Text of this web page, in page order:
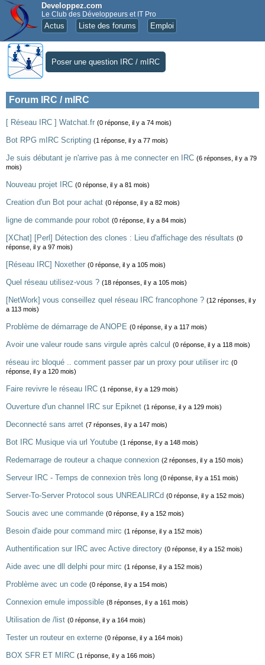
Developpez.com
Le Club des Développeurs et IT Pro
Actus Liste des forums Emploi
Poser une question IRC / mIRC
Forum IRC / mIRC
[ Réseau IRC ] Watchat.fr (0 réponse, il y a 74 mois)
Bot RPG mIRC Scripting (1 réponse, il y a 77 mois)
Je suis débutant je n'arrive pas à me connecter en IRC (6 réponses, il y a 79
mois)
Nouveau projet IRC (0 réponse, il y a 81 mois)
Creation d'un Bot pour achat (0 réponse, il y a 82 mois)
ligne de commande pour robot (0 réponse, il y a 84 mois)
[XChat] [Perl] Détection des clones : Lieu d'affichage des résultats (0
réponse, il y a 97 mois)
[Réseau IRC] Noxether (0 réponse, il y a 105 mois)
Quel réseau utilisez-vous ? (18 réponses, il y a 105 mois)
[NetWork] vous conseillez quel réseau IRC francophone ? (12 réponses, il y
a 113 mois)
Problème de démarrage de ANOPE (0 réponse, il y a 117 mois)
Avoir une valeur roude sans virgule après calcul (0 réponse, il y a 118 mois)
réseau irc bloqué .. comment passer par un proxy pour utiliser irc (0
réponse, il y a 120 mois)
Faire revivre le réseau IRC (1 réponse, il y a 129 mois)
Ouverture d'un channel IRC sur Epiknet (1 réponse, il y a 129 mois)
Deconnecté sans arret (7 réponses, il y a 147 mois)
Bot IRC Musique via url Youtube (1 réponse, il y a 148 mois)
Redemarrage de routeur a chaque connexion (2 réponses, il y a 150 mois)
Serveur IRC - Temps de connexion très long (0 réponse, il y a 151 mois)
Server-To-Server Protocol sous UNREALIRCd (0 réponse, il y a 152 mois)
Soucis avec une commande (0 réponse, il y a 152 mois)
Besoin d'aide pour command mirc (1 réponse, il y a 152 mois)
Authentification sur IRC avec Active directory (0 réponse, il y a 152 mois)
Aide avec une dll delphi pour mirc (1 réponse, il y a 152 mois)
Problème avec un code (0 réponse, il y a 154 mois)
Connexion emule impossible (8 réponses, il y a 161 mois)
Utilisation de /list (0 réponse, il y a 164 mois)
Tester un routeur en externe (0 réponse, il y a 164 mois)
BOX SFR ET MIRC (1 réponse, il y a 166 mois)